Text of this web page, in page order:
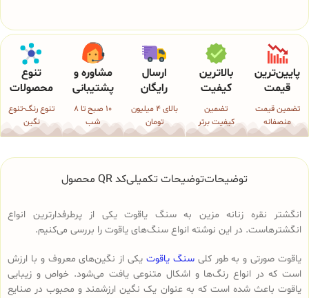
پایین‌ترین
قیمت
تضمین قیمت
منصفانه
بالاترین
کیفیت
تضمین
کیفیت برتر
ارسال
رایگان
بالای 4 میلیون
تومان
مشاوره و
پشتیبانی
10 صبح تا 8
شب
تنوع
محصولات
تنوع رنگ-تنوع
نگین
توضیحاتتوضیحات تکمیلیکد QR محصول
انگشتر نقره زنانه مزین به سنگ یاقوت یکی از پرطرفدارترین انواع
انگشترهاست. در این نوشته انواع سنگ‌های یاقوت را بررسی می‌کنیم.
یاقوت صورتی و به طور کلیسنگ یاقوت یکی از نگین‌های معروف و با ارزش
است که در انواع رنگ‌ها و اشکال متنوعی یافت می‌شود. خواص و زیبایی
یاقوت باعث شده است که به عنوان یک نگین ارزشمند و محبوب در صنایع